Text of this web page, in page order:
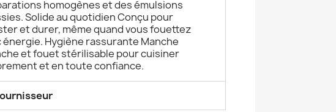
homogènes et des émulsions
Solide au quotidien Conçu pour
et durer, même quand vous fouettez
énergie. Hygiène rassurante Manche
et fouet stérilisable pour cuisiner
et en toute confiance.